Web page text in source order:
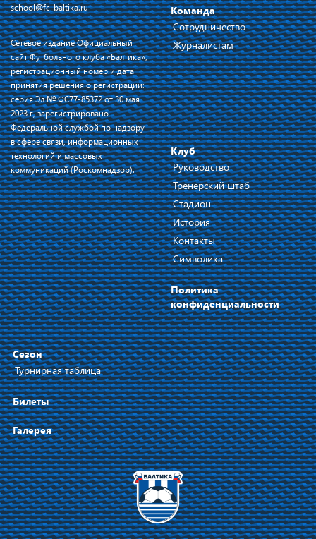
school@fc-baltika.ru
Сетевое издание Официальный
сайт Футбольного клуба «Балтика»,
регистрационный номер и дата
принятия решения о регистрации:
серия Эл № ФС77-85372 от 30 мая
2023 г, зарегистрировано
Федеральной службой по надзору
в сфере связи, информационных
технологий и массовых
коммуникаций (Роскомнадзор).
Команда
Сотрудничество
Журналистам
Клуб
Руководство
Тренерский штаб
Стадион
История
Контакты
Символика
Политика
конфиденциальности
Сезон
Турнирная таблица
Билеты
Галерея